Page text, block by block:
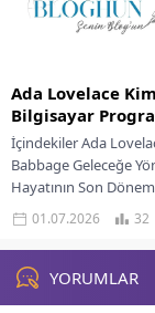
Ada Lovelace
Bilgisayar
İçindekiler Ada
Babbage Geleceğe
Hayatının Son
Ölümü Modern Bilime
Tanınması Augusta...
01.07.2026 32
YORUMLAR